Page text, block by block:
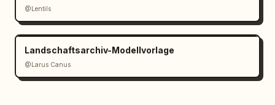
@Lentils
Landschaftsarchiv-Modellvorlage
@Larus Canus